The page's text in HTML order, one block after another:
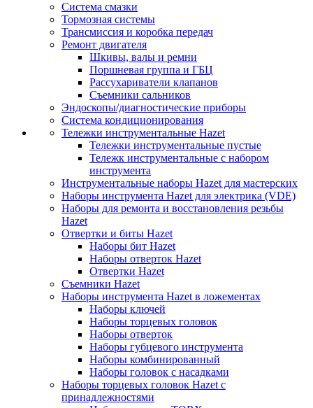
Система смазки
Тормозная системы
Трансмиссия и коробка передач
Ремонт двигателя
Шкивы, валы и ремни
Поршневая группа и ГБЦ
Рассухариватели клапанов
Съемники сальников
Эндоскопы/диагностические приборы
Система кондиционирования
Тележки инструментальные Hazet
Тележки инструментальные пустые
Тележк инструментальные с набором
инструмента
Инструментальные наборы Hazet для мастерских
Наборы инструмента Hazet для электрика (VDE)
Наборы для ремонта и восстановления резьбы
Hazet
Отвертки и биты Hazet
Наборы бит Hazet
Наборы отверток Hazet
Отвертки Hazet
Съемники Hazet
Наборы инструмента Hazet в ложементах
Наборы ключей
Наборы торцевых головок
Наборы отверток
Наборы губцевого инструмента
Наборы комбинированный
Наборы головок с насадками
Наборы торцевых головок Hazet с
принадлежностями